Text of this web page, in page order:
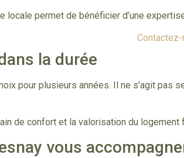
locale permet de bénéficier d’une
Contactez-
la durée
pour plusieurs années. Il ne s’agit pas
de confort et la valorisation du
vous